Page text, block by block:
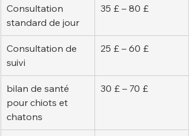
Consultation
standard de jour
35 £ – 80 £
Consultation de
suivi
25 £ – 60 £
bilan de santé
pour chiots et
chatons
30 £ – 70 £